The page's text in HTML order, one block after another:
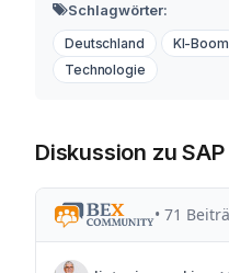
Schlagwörter:
Deutschland KI-Boom
Technologie
Diskussion zu SAP